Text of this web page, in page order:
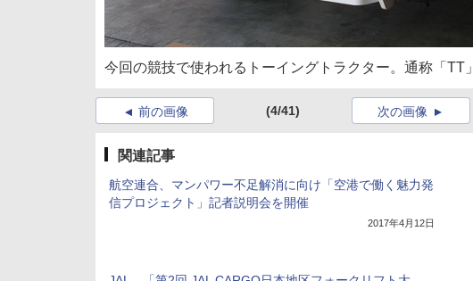
今回の競技で使われるトーイングトラクター。通称「TT」
前の画像 (4/41) 次の画像
関連記事
航空連合、マンパワー不足解消に向け「空港で働く魅力発
信プロジェクト」記者説明会を開催
2017年4月12日